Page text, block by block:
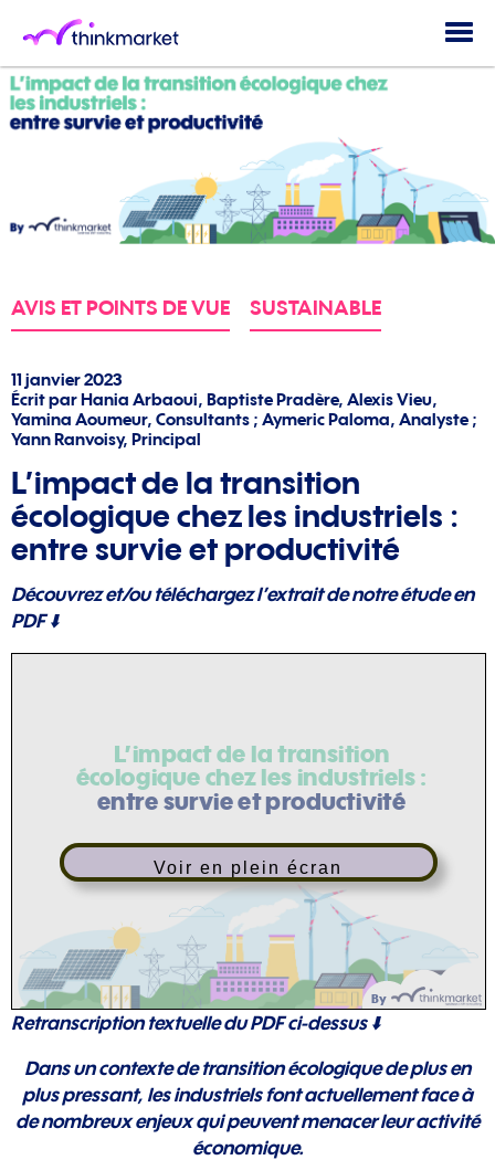
AVIS ET POINTS DE VUE SUSTAINABLE
11 janvier 2023
Écrit par Hania Arbaoui, Baptiste Pradère, Alexis Vieu,
Yamina Aoumeur, Consultants ; Aymeric Paloma, Analyste ;
Yann Ranvoisy, Principal
L’impact de la transition
écologique chez les industriels :
entre survie et productivité
Découvrez et/ou téléchargez l’extrait de notre étude en
PDF ⬇️
Voir en plein écran
Retranscription textuelle du PDF ci-dessus ⬇️
Dans un contexte de transition écologique de plus en
plus pressant, les industriels font actuellement faceà
de nombreux enjeux qui peuvent menacer leur activité
économique.